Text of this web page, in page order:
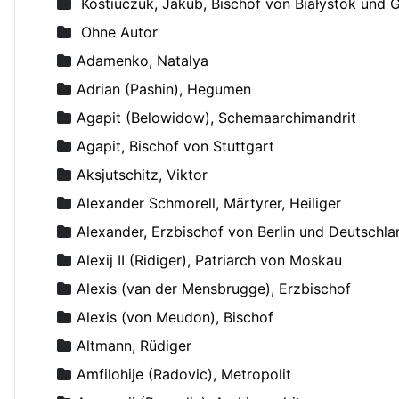
Ohne Autor
Adamenko, Natalya
Adrian (Pashin), Hegumen
Agapit (Belowidow), Schemaarchimandrit
Agapit, Bischof von Stuttgart
Aksjutschitz, Viktor
Alexander Schmorell, Märtyrer, Heiliger
Alexander, Erzbischof von Berlin und
Alexij II (Ridiger), Patriarch von Moskau
Alexis (van der Mensbrugge), Erzbischof
Alexis (von Meudon), Bischof
Altmann, Rüdiger
Amfilohije (Radovic), Metropolit